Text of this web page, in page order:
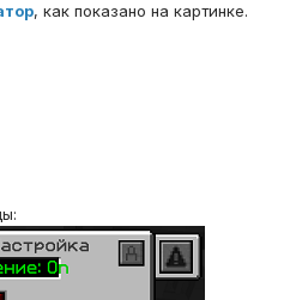
, как показано на картинке.